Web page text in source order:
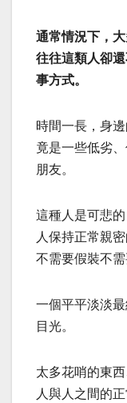
通常情況下，
往往這類人卻
事方式。
時間一長，身
竟是一些低劣
朋友。
這種人是可悲
人保持正常親
不需要假裝不需
一個平平淡淡
目光。
太多花哨的東
人與人之間的